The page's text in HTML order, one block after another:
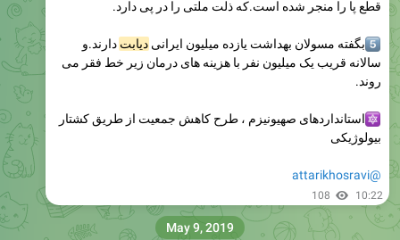
قطع پا را منجر شده است.که ذلت ملتی را در پی دارد.
بگفته مسولان بهداشت یازده میلیون ایرانیدیابت دارند.و
سالانه قریب یک میلیون نفر با هزینه های درمان زیر خط فقر می
روند.
استانداردهای صهیونیزم ، طرح کاهش جمعیت از طریق کشتار
بیولوژیکی
@attarikhosravi
108 10:22
May 9, 2019